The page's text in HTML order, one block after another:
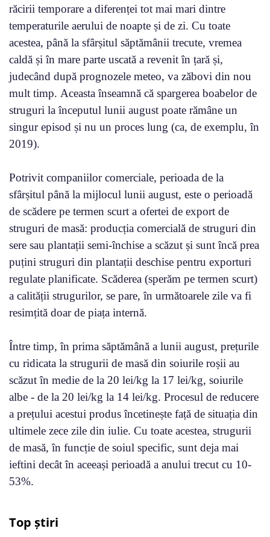
răcirii temporare a diferenței tot mai mari dintre
temperaturile aerului de noapte și de zi. Cu toate
acestea, până la sfârșitul săptămânii trecute, vremea
caldă și în mare parte uscată a revenit în țară și,
judecând după prognozele meteo, va zăbovi din nou
mult timp. Aceasta înseamnă că spargerea boabelor de
struguri la începutul lunii august poate rămâne un
singur episod și nu un proces lung (ca, de exemplu, în
2019).
Potrivit companiilor comerciale, perioada de la
sfârșitul până la mijlocul lunii august, este o perioadă
de scădere pe termen scurt a ofertei de export de
struguri de masă: producția comercială de struguri din
sere sau plantații semi-închise a scăzut și sunt încă prea
puțini struguri din plantații deschise pentru exporturi
regulate planificate. Scăderea (sperăm pe termen scurt)
a calității strugurilor, se pare, în următoarele zile va fi
resimțită doar de piața internă.
Între timp, în prima săptămână a lunii august, prețurile
cu ridicata la strugurii de masă din soiurile roșii au
scăzut în medie de la 20 lei/kg la 17 lei/kg, soiurile
albe - de la 20 lei/kg la 14 lei/kg. Procesul de reducere
a prețului acestui produs încetinește față de situația din
ultimele zece zile din iulie. Cu toate acestea, strugurii
de masă, în funcție de soiul specific, sunt deja mai
ieftini decât în ​​aceeași perioadă a anului trecut cu 10-
53%.
Top știri